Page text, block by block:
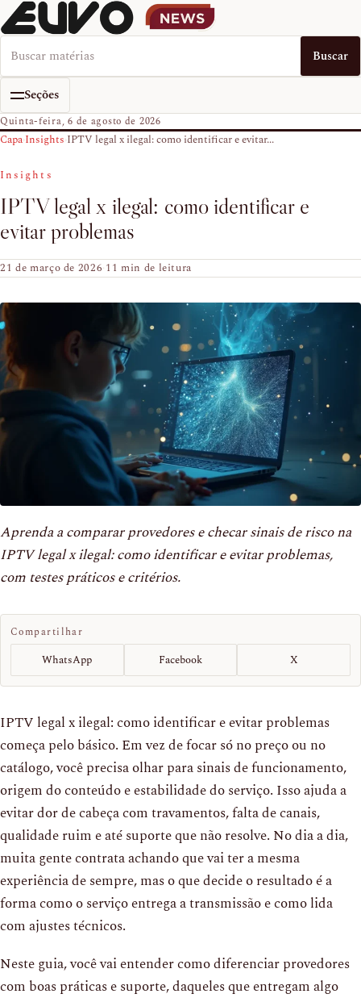
Buscar no EUVO News Buscar
Seções
Quinta-feira, 6 de agosto de 2026
Capa›Insights›IPTV legal x ilegal: como identificar e evitar...
Insights
IPTV legal x ilegal: como identificar e
evitar problemas
21 de março de 2026·11 min de leitura
Aprenda a comparar provedores e checar sinais de risco na
IPTV legal x ilegal: como identificar e evitar problemas,
com testes práticos e critérios.
Compartilhar
WhatsApp Facebook X
IPTV legal x ilegal: como identificar e evitar problemas
começa pelo básico. Em vez de focar só no preço ou no
catálogo, você precisa olhar para sinais de funcionamento,
origem do conteúdo e estabilidade do serviço. Isso ajuda a
evitar dor de cabeça com travamentos, falta de canais,
qualidade ruim e até suporte que não resolve. No dia a dia,
muita gente contrata achando que vai ter a mesma
experiência de sempre, mas o que decide o resultado é a
forma como o serviço entrega a transmissão e como lida
com ajustes técnicos.
Neste guia, você vai entender como diferenciar provedores
com boas práticas e suporte, daqueles que entregam algo